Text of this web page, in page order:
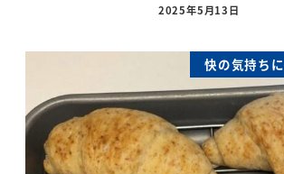
2025年5月13日
快の気持ち